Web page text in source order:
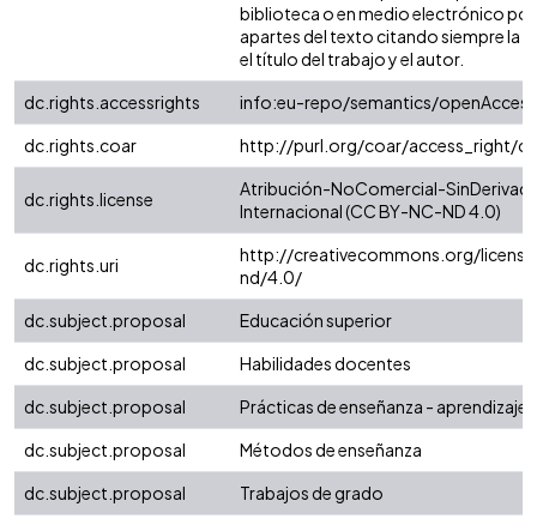
biblioteca o en medio electrónico
apartes del texto citando siempre la
el título del trabajo y el autor.
dc.rights.accessrights
info:eu-repo/semantics/openAccess
dc.rights.coar
http://purl.org/coar/access_right/
dc.rights.license
Atribución-NoComercial-
Internacional (CC BY-NC-ND 4.0)
dc.rights.uri
http://creativecommons.org/
nd/4.0/
dc.subject.proposal
Educación superior
dc.subject.proposal
Habilidades docentes
dc.subject.proposal
Prácticas de enseñanza - aprendizaje
dc.subject.proposal
Métodos de enseñanza
dc.subject.proposal
Trabajos de grado